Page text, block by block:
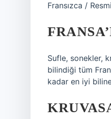
Fransızca /
Sufle, sonekler,
bilindiği tüm
kadar en iyi